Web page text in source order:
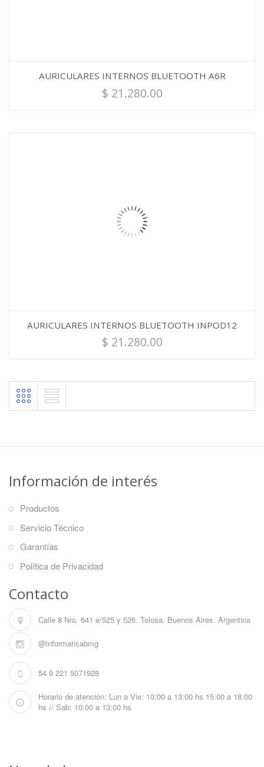
AURICULARES INTERNOS BLUETOOTH A6R
$ 21.280.00
AURICULARES INTERNOS BLUETOOTH INPOD12
$ 21.280.00
Información de interés
Productos
Servicio Técnico
Garantías
Política de Privacidad
Contacto
Calle 8 Nro. 641 e/525 y 526. Tolosa. Buenos Aires. Argentina
@informaticabmg
54 9 221 5071928
Horario de atención: Lun a Vie: 10:00 a 13:00 hs 15:00 a 18:00
hs // Sab: 10:00 a 13:00 hs